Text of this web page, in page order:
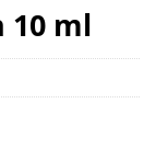
10 ml